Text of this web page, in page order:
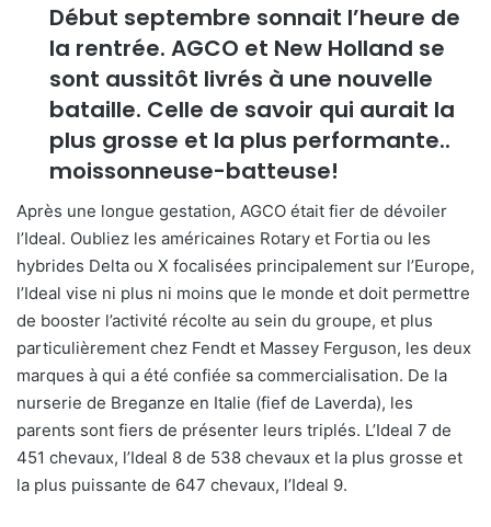
Début septembre sonnait l’heure de
la rentrée. AGCO et New Holland se
sont aussitôt livrés à une nouvelle
bataille. Celle de savoir qui aurait la
plus grosse et la plus performante..
moissonneuse-batteuse!
Après une longue gestation, AGCO était fier de dévoiler
l’Ideal. Oubliez les américaines Rotary et Fortia ou les
hybrides Delta ou X focalisées principalement sur l’Europe,
l’Ideal vise ni plus ni moins que le monde et doit permettre
de booster l’activité récolte au sein du groupe, et plus
particulièrement chez Fendt et Massey Ferguson, les deux
marques à qui a été confiée sa commercialisation. De la
nurserie de Breganze en Italie (fief de Laverda), les
parents sont fiers de présenter leurs triplés. L’Ideal 7 de
451 chevaux, l’Ideal 8 de 538 chevaux et la plus grosse et
la plus puissante de 647 chevaux, l’Ideal 9.